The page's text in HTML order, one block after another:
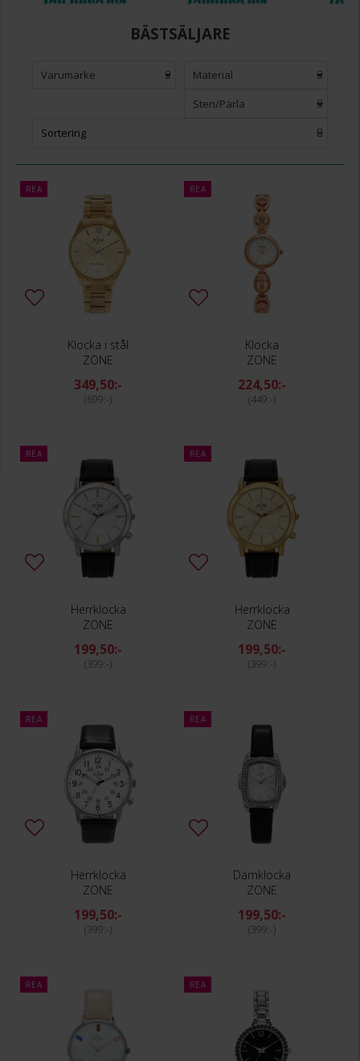
BÄSTSÄLJARE
Varumärke Material
Sten/Pärla
Sortering
REA
Klocka i stål
ZONE
349,50:-
699:-
REA
Klocka
ZONE
224,50:-
449:-
REA
Herrklocka
ZONE
199,50:-
399:-
REA
Herrklocka
ZONE
199,50:-
399:-
REA
Herrklocka
ZONE
199,50:-
399:-
REA
Damklocka
ZONE
199,50:-
399:-
REA REA